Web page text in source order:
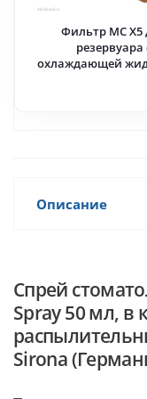
Фильтр МС Х5
резервуара
охлаждающей
Описание
Спрей
Spray 50 мл, в
Sirona